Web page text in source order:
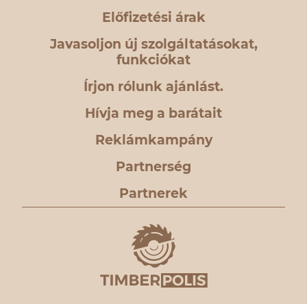
Előfizetési árak
Javasoljon új szolgáltatásokat,
funkciókat
Írjon rólunk ajánlást.
Hívja meg a barátait
Reklámkampány
Partnerség
Partnerek